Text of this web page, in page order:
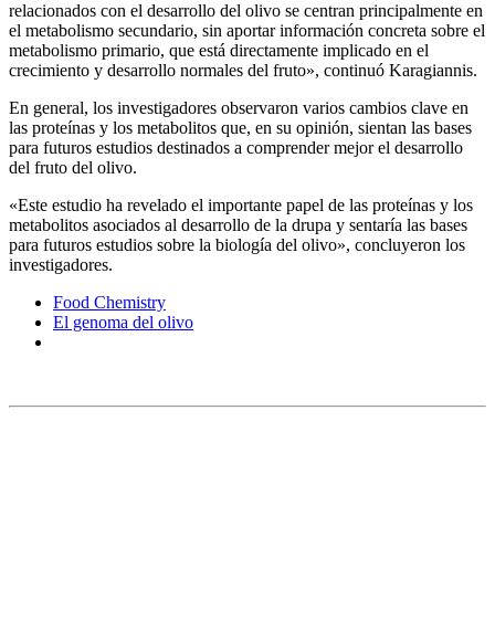
relacionados con el desarrollo del olivo se centran principalmente en
el metabolismo secundario, sin aportar información concreta sobre el
metabolismo primario, que está directamente implicado en el
crecimiento y desarrollo normales del fruto», continuó Karagiannis.
En general, los investigadores observaron varios cambios clave en
las proteínas y los metabolitos que, en su opinión, sientan las bases
para futuros estudios destinados a comprender mejor el desarrollo
del fruto del olivo.
«Este estudio ha revelado el importante papel de las proteínas y los
metabolitos asociados al desarrollo de la drupa y sentaría las bases
para futuros estudios sobre la biología del olivo», concluyeron los
investigadores.
Food Chemistry
El genoma del olivo